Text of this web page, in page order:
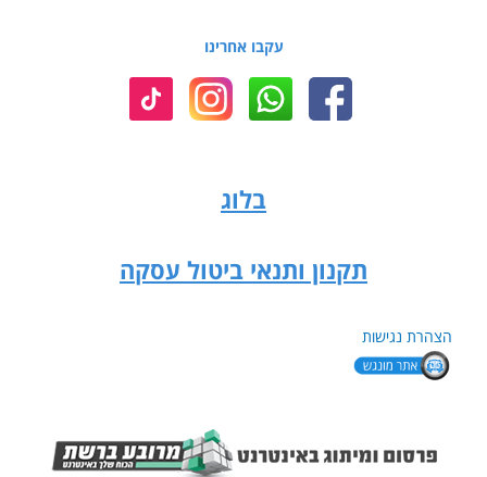
עקבו אחרינו
בלוג
תקנון ותנאי ביטול עסקה
הצהרת נגישות